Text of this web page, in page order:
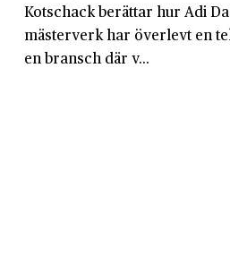
Kotschack berättar hur Adi
mästerverk har överlevt en
en bransch där v...